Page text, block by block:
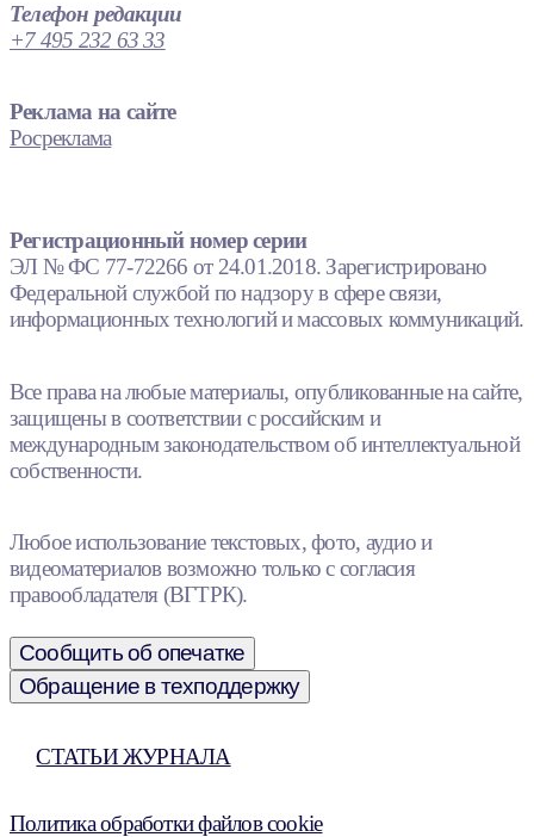
Телефон редакции
+7 495 232 63 33
Реклама на сайте
Росреклама
Регистрационный номер серии
ЭЛ № ФС 77-72266 от 24.01.2018. Зарегистрировано
Федеральной службой по надзору в сфере связи,
информационных технологий и массовых коммуникаций.
Все права на любые материалы, опубликованные на сайте,
защищены в соответствии с российским и
международным законодательством об интеллектуальной
собственности.
Любое использование текстовых, фото, аудио и
видеоматериалов возможно только с согласия
правообладателя (ВГТРК).
Сообщить об опечатке
Обращение в техподдержку
СТАТЬИ ЖУРНАЛА
Политика обработки файлов cookie